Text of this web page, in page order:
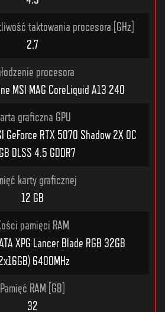
taktowania procesora [GHz]
2.7
procesora
MSI MAG CoreLiquid A13 240
graficzna GPU
GeForce RTX 5070 Shadow 2X OC
DLSS 4.5 GDDR7
karty graficznej
12 GB
pamięci RAM
XPG Lancer Blade RGB 32GB
6400MHz
Pamięć RAM [GB]
32